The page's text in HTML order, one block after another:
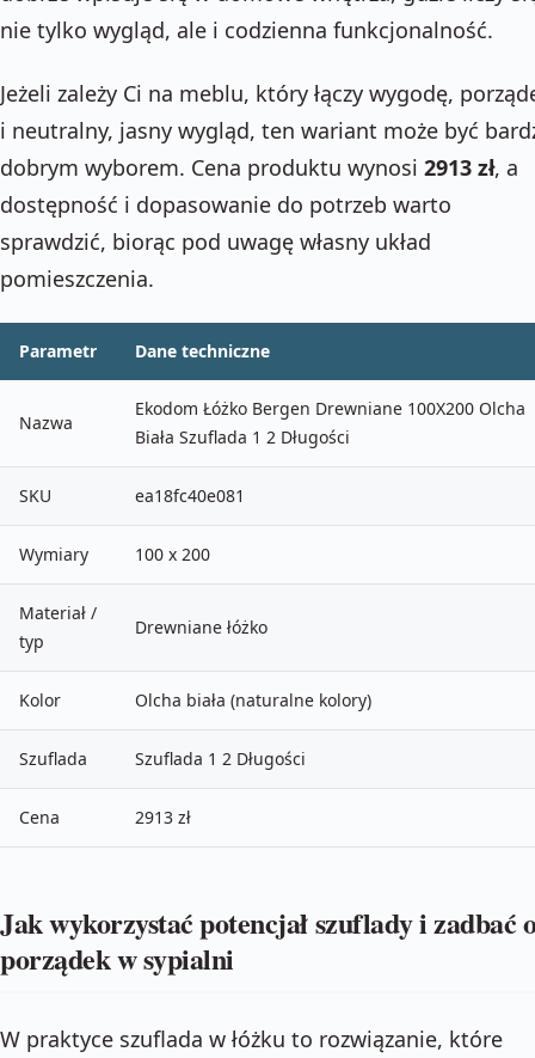
nie tylko wygląd, ale i codzienna funkcjonalność.
Jeżeli zależy Ci na meblu, który łączy wygodę,
i neutralny, jasny wygląd, ten wariant może być
dobrym wyborem. Cena produktu wynosi 2913 zł, a
dostępność i dopasowanie do potrzeb warto
sprawdzić, biorąc pod uwagę własny układ
pomieszczenia.
Parametr Dane techniczne
Nazwa
Ekodom Łóżko Bergen Drewniane 100X200 Olcha
Biała Szuflada 1 2 Długości
SKU ea18fc40e081
Wymiary 100 x 200
Materiał /
typ
Drewniane łóżko
Kolor Olcha biała (naturalne kolory)
Szuflada Szuflada 1 2 Długości
Cena 2913 zł
Jak wykorzystać potencjał szuflady i zadbać
porządek w sypialni
W praktyce szuflada w łóżku to rozwiązanie, które